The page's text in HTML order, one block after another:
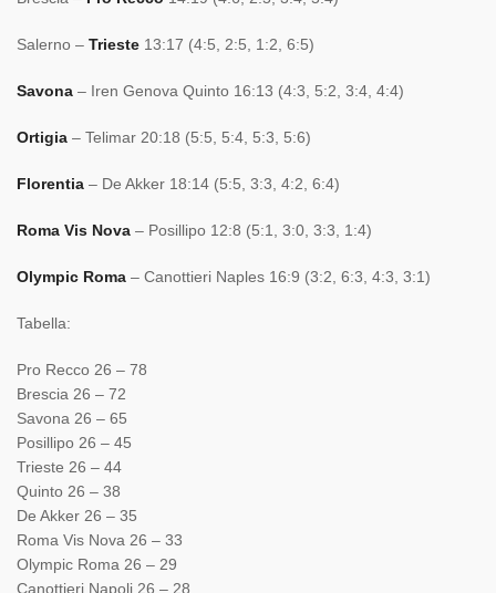
Salerno – Trieste 13:17 (4:5, 2:5, 1:2, 6:5)
Savona – Iren Genova Quinto 16:13 (4:3, 5:2, 3:4, 4:4)
Ortigia – Telimar 20:18 (5:5, 5:4, 5:3, 5:6)
Florentia – De Akker 18:14 (5:5, 3:3, 4:2, 6:4)
Roma Vis Nova – Posillipo 12:8 (5:1, 3:0, 3:3, 1:4)
Olympic Roma – Canottieri Naples 16:9 (3:2, 6:3, 4:3, 3:1)
Tabella:
Pro Recco 26 – 78
Brescia 26 – 72
Savona 26 – 65
Posillipo 26 – 45
Trieste 26 – 44
Quinto 26 – 38
De Akker 26 – 35
Roma Vis Nova 26 – 33
Olympic Roma 26 – 29
Canottieri Napoli 26 – 28